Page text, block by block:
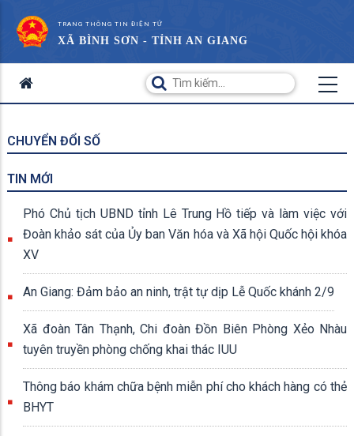
TRANG THÔNG TIN ĐIỆN TỬ
XÃ BÌNH SƠN - TỈNH AN GIANG
CHUYỂN ĐỔI SỐ
TIN MỚI
Phó Chủ tịch UBND tỉnh Lê Trung Hồ tiếp và làm việc với
Đoàn khảo sát của Ủy ban Văn hóa và Xã hội Quốc hội khóa
XV
An Giang: Đảm bảo an ninh, trật tự dịp Lễ Quốc khánh 2/9
Xã đoàn Tân Thạnh, Chi đoàn Đồn Biên Phòng Xẻo Nhàu
tuyên truyền phòng chống khai thác IUU
Thông báo khám chữa bệnh miễn phí cho khách hàng có thẻ
BHYT